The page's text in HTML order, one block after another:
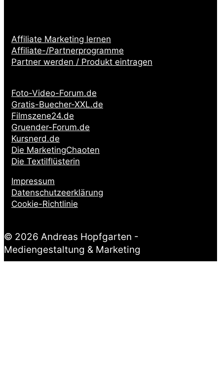
Affiliate Marketing lernen
Affiliate-/Partnerprogramme
Partner werden / Produkt eintragen
Foto-Video-Forum.de
Gratis-Buecher-XXL.de
Filmszene24.de
Gruender-Forum.de
Kursnerd.de
Die MarketingChaoten
Die Textilflüsterin
Impressum
Datenschutzeerklärung
Cookie-Richtlinie
© 2026 Andreas Hopfgarten -
Mediengestaltung & Marketing